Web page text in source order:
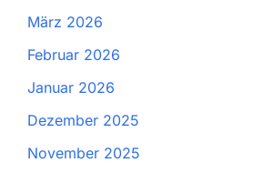
März 2026
Februar 2026
Januar 2026
Dezember 2025
November 2025